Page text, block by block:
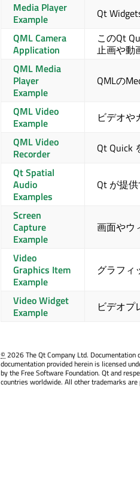
Media Player
Example
Qt
QML Camera
Application
このQt
止画や動
QML Media
Player
Example
QMLの
QML Video
Example
ビデオや
QML Video
Recorder
Qt Quick
Qt Spatial
Audio
Examples
Qt が提
Screen
Capture
Example
画面やウ
Video
Graphics Item
Example
グラフィ
Video Widget
Example
ビデオプ
©2026 The Qt Company Ltd.
documentation provided herein is licensed
by the Free Software Foundation. Qt and
countries worldwide. All other trademarks